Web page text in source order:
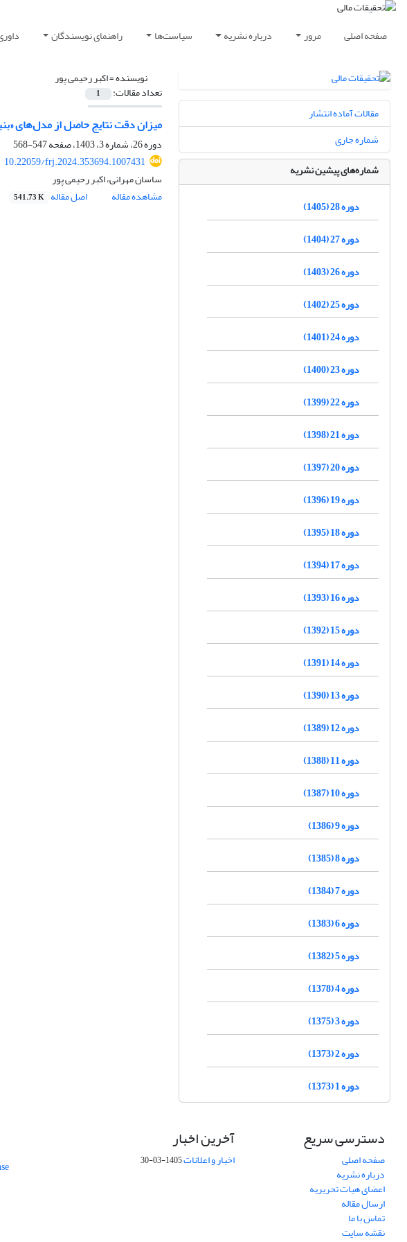
صفحه اصلی مرور درباره نشریه سیاست‌ها راهنمای نویسندگان
نویسنده =اکبر رحیمی پور
تعداد مقالات: 1
میزان دقت نتایج حاصل از مدل‌های
دوره 26، شماره 3، 1403، صفحه
547-568
10.22059/frj.2024.353694.1007431
ساسان مهرانی، اکبر رحیمی پور
مشاهده مقاله
اصل مقاله 541.73 K
مقالات آماده انتشار
شماره جاری
شماره‌های پیشین نشریه
دوره 28 (1405)
دوره 27 (1404)
دوره 26 (1403)
دوره 25 (1402)
دوره 24 (1401)
دوره 23 (1400)
دوره 22 (1399)
دوره 21 (1398)
دوره 20 (1397)
دوره 19 (1396)
دوره 18 (1395)
دوره 17 (1394)
دوره 16 (1393)
دوره 15 (1392)
دوره 14 (1391)
دوره 13 (1390)
دوره 12 (1389)
دوره 11 (1388)
دوره 10 (1387)
دوره 9 (1386)
دوره 8 (1385)
دوره 7 (1384)
دوره 6 (1383)
دوره 5 (1382)
دوره 4 (1378)
دوره 3 (1375)
دوره 2 (1373)
دوره 1 (1373)
دسترسی سریع
صفحه اصلی
درباره نشریه
اعضای هیات تحریریه
ارسال مقاله
تماس با ما
نقشه سایت
آخرین اخبار
اخبار و اعلانات1405-03-30